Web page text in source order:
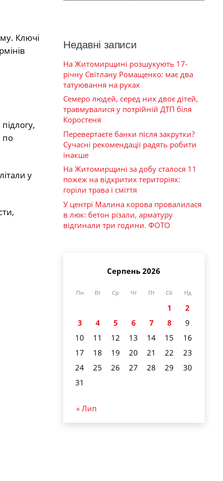
Ключі
по
у
Недавні записи
На Житомирщині розшукують 17-
річну Світлану Ромащенко: має два
татуювання на руках
Семеро людей, серед них двоє дітей,
травмувалися у потрійній ДТП біля
Коростеня
Перевертаєте банки після закрутки?
Сучасні рекомендації радять робити
інакше
На Житомирщині за добу сталося 11
пожеж на відкритих територіях:
горіли трава і сміття
У центрі Малина корова провалилася
в люк: бетон різали, арматуру
відгинали три години. ФОТО
Серпень 2026
Пн Вт Ср Чт Пт Сб Нд
1
2
3
4 5 6 7 8
9
10
11 12 13 14 15
16
17
18 19 20 21 22
23
24
25 26 27 28 29
30
31
« Лип